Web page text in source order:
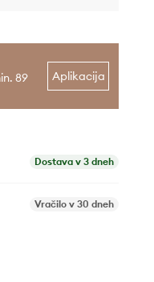
89
Aplikacija
Dostava v 3 dneh
Vračilo v 30 dneh